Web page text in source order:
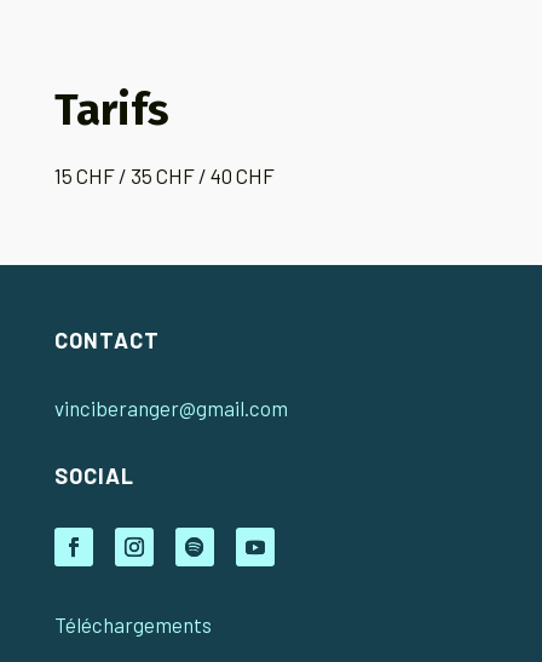
Tarifs
15 CHF / 35 CHF / 40 CHF
CONTACT
vinciberanger@gmail.com
SOCIAL
Téléchargements